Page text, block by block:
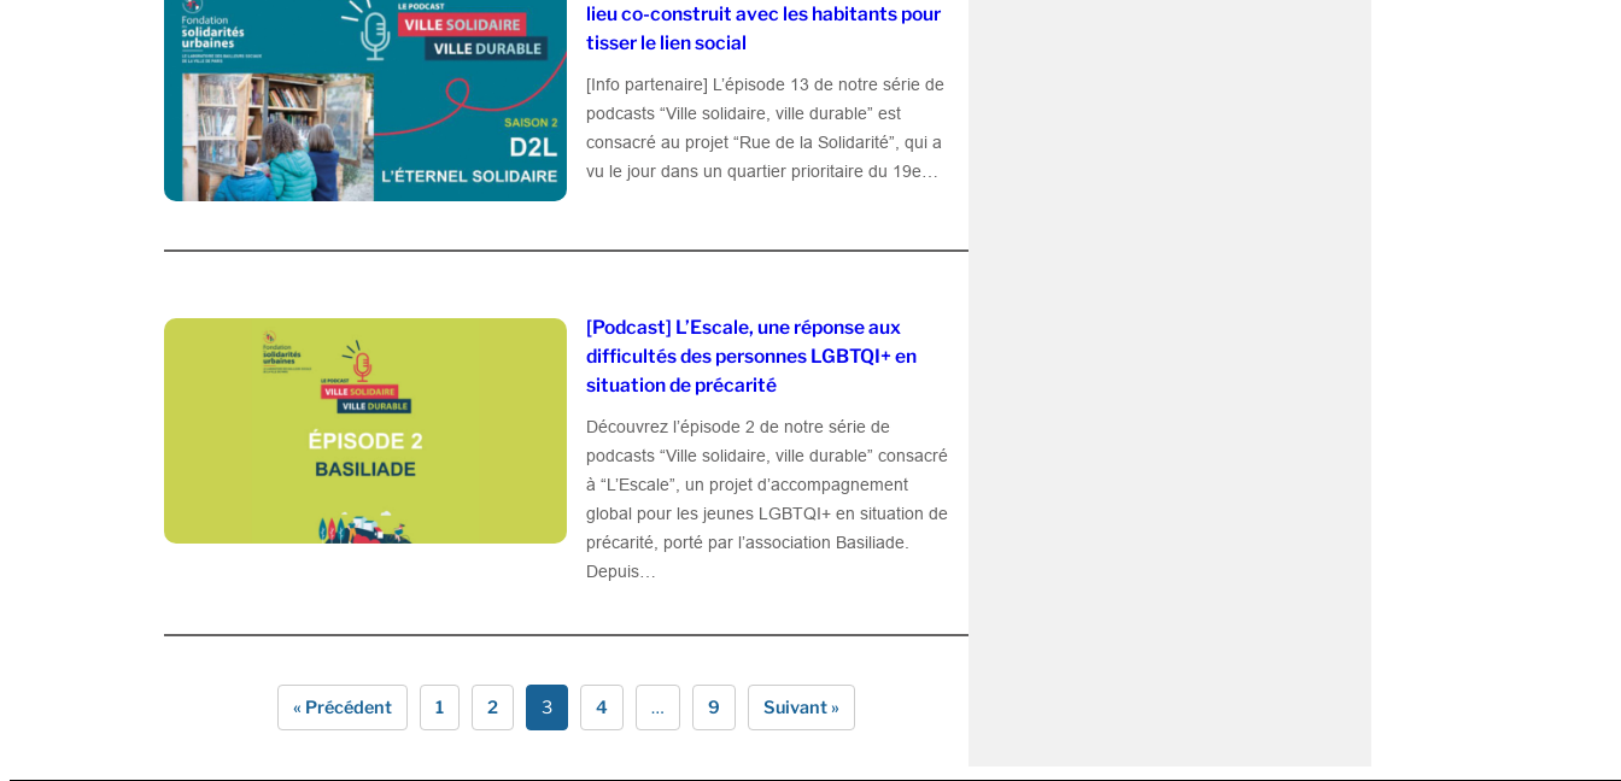
lieu co-construit avec les habitants pour
tisser le lien social
[Info partenaire] L’épisode 13 de notre série de
podcasts “Ville solidaire, ville durable” est
consacré au projet “Rue de la Solidarité”, qui a
vu le jour dans un quartier prioritaire du 19e…
[Podcast] L’Escale, une réponse aux
difficultés des personnes LGBTQI+ en
situation de précarité
Découvrez l’épisode 2 de notre série de
podcasts “Ville solidaire, ville durable” consacré
à “L’Escale”, un projet d’accompagnement
global pour les jeunes LGBTQI+ en situation de
précarité, porté par l’association Basiliade.
Depuis…
« Précédent 1 2 3 4 … 9 Suivant »